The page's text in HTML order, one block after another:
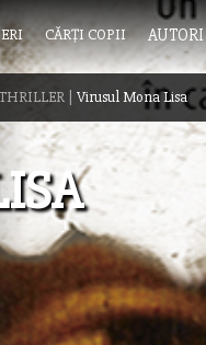
CĂRȚI COPII AUTORI
THRILLER| Virusul Mona Lisa